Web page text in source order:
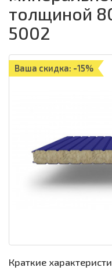
толщиной
5002
Ваша скидка: -15%
Краткие